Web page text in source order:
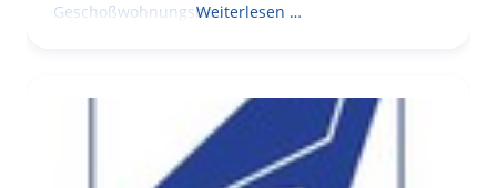
GeschoßwohnungsbauWeiterlesen …